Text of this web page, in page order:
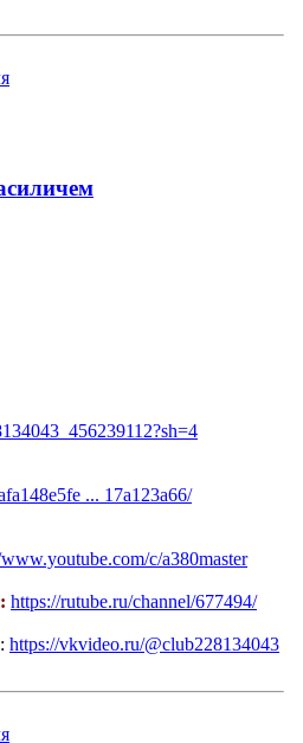
... 17a123a66/
c/a380master
https://rutube.ru/channel/677494/
: https://vkvideo.ru/@club228134043